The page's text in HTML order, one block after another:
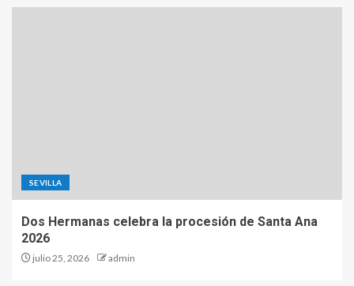
SEVILLA
Dos Hermanas celebra la procesión de Santa Ana
2026
julio 25, 2026 admin